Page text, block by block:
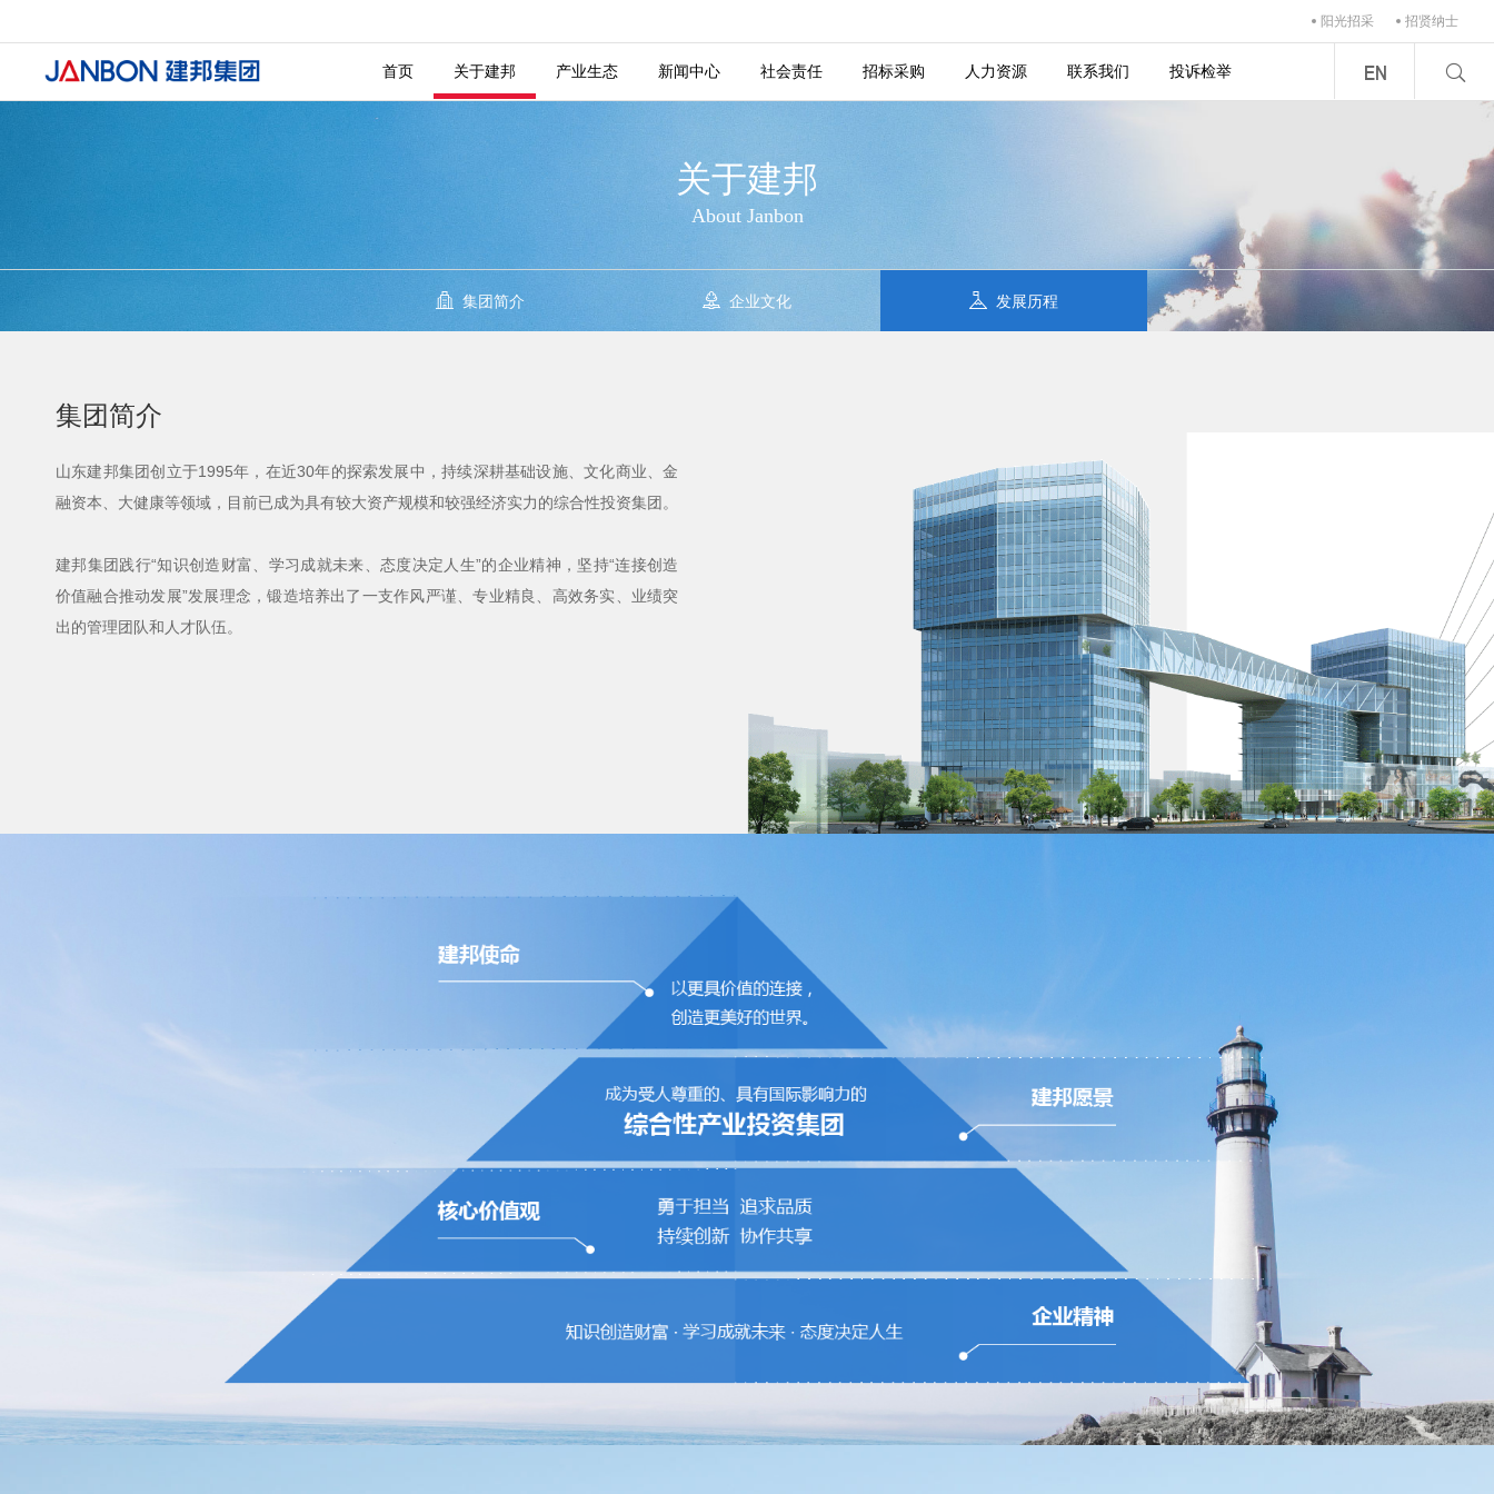
阳光招采 招贤纳士
首页 关于建邦 产业生态 新闻中心 社会责任 招标采购 人力资源 联系我们 投诉检举
文化商业 ——— 城市更新 ———
关于建邦
About Janbon
集团简介 企业文化 发展历程
集团简介
山东建邦集团创立于1995年，在近30年的探索发展中，持续深耕基础设施、文化商业、金
融资本、大健康等领域，目前已成为具有较大资产规模和较强经济实力的综合性投资集团。
建邦集团践行“知识创造财富、学习成就未来、态度决定人生”的企业精神，坚持“连接创造
价值融合推动发展”发展理念，锻造培养出了一支作风严谨、专业精良、高效务实、业绩突
出的管理团队和人才队伍。